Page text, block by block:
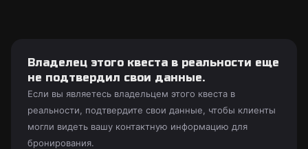
Владелец этого квеста в реальности еще
не подтвердил свои данные.
Если вы являетесь владельцем этого квеста в
реальности, подтвердите свои данные, чтобы клиенты
могли видеть вашу контактную информацию для
бронирования.